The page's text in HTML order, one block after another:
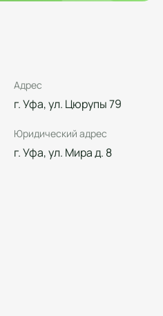
Адрес
г. Уфа, ул. Цюрупы 79
Юридический адрес
г. Уфа, ул. Мира д. 8